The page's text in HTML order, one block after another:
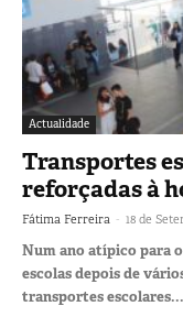
Actualidade
Transportes
reforçadas à
Fátima Ferreira - 18 de
Num ano atípico para
escolas depois de
transportes escolares...